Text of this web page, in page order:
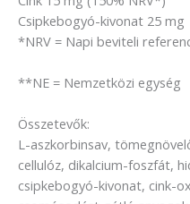
Csipkebogyó-kivonat 25 mg
*NRV = Napi beviteli
**NE = Nemzetközi egység
Összetevők:
L-aszkorbinsav,
cellulóz, dikalcium-foszfát,
csipkebogyó-kivonat, cink-